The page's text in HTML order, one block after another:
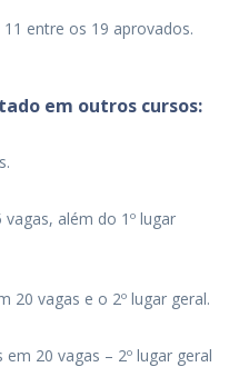
11 entre os 19 aprovados.
em outros cursos:
além do 1º lugar
20 vagas e o 2º lugar geral.
20 vagas – 2º lugar geral